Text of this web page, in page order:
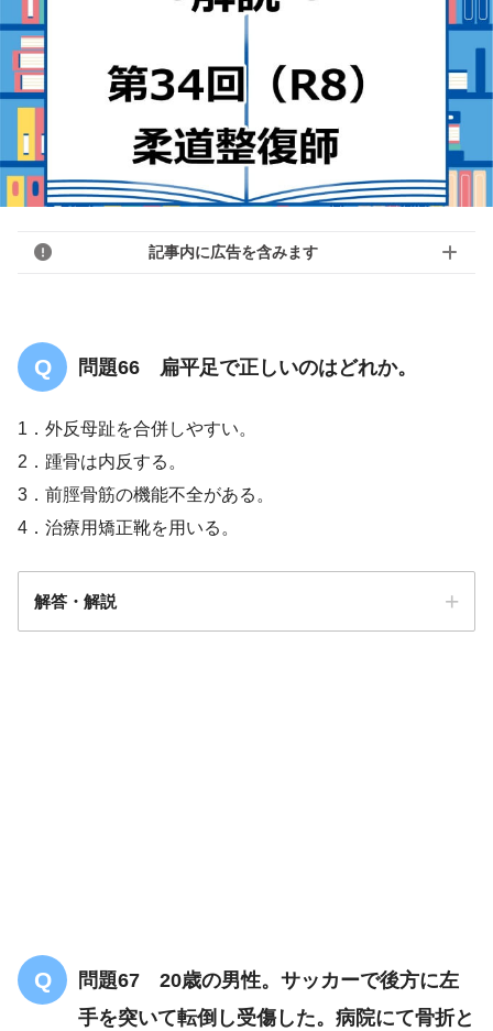
記事内に広告を含みます
問題66 扁平足で正しいのはどれか。
1．外反母趾を合併しやすい。
2．踵骨は内反する。
3．前脛骨筋の機能不全がある。
4．治療用矯正靴を用いる。
解答・解説
問題67 20歳の男性。サッカーで後方に左
手を突いて転倒し受傷した。病院にて骨折と